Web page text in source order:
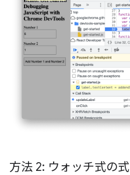
方法 2: ウォッチ式の式